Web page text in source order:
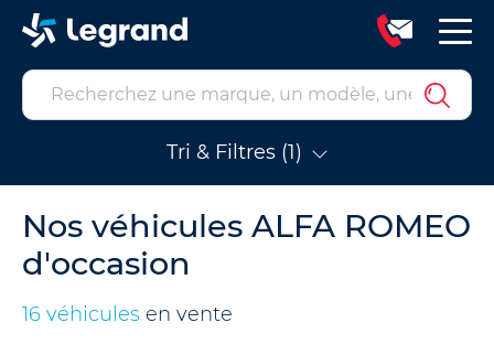
Tri & Filtres (1)
Nos véhicules ALFA ROMEO
d'occasion
16 véhicules en vente